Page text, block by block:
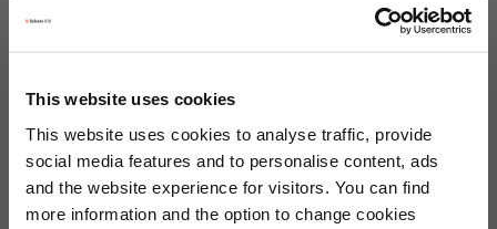
This website uses cookies
This website uses cookies to analyse traffic, provide
social media features and to personalise content, ads
and the website experience for visitors. You can find
more information and the option to change cookies
Unternehmensstrategie bis hin zum Assessment der
Unternehmens-IT kann die Ziel-IT-Organisation entworfen
werden. Unser Framework kommt bei zahlreichen
Herausforderungen in den Mandaten bei unseren Kunden zum
Einsatz: